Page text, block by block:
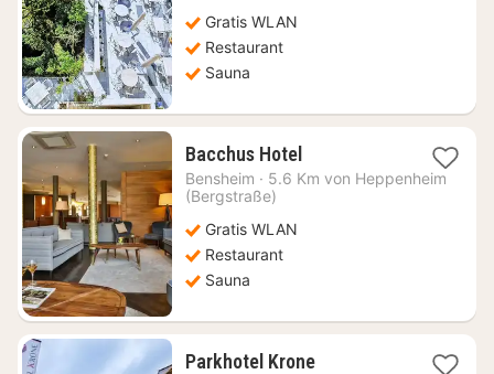
Gratis WLAN
Restaurant
Sauna
Bacchus Hotel1
Nacht
Bensheim · 5.6 Km von Heppenheim
(Bergstraße)
Gratis WLAN
Restaurant
Sauna
Parkhotel Krone1